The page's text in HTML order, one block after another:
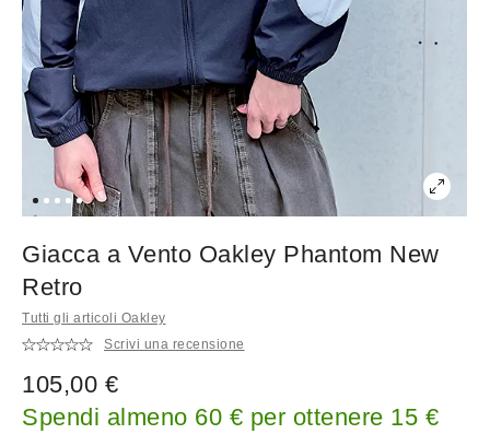
Giacca a Vento Oakley Phantom New
Retro
Tutti gli articoli Oakley
Scrivi una recensione
105,00 €
Spendi almeno 60 € per ottenere 15 €